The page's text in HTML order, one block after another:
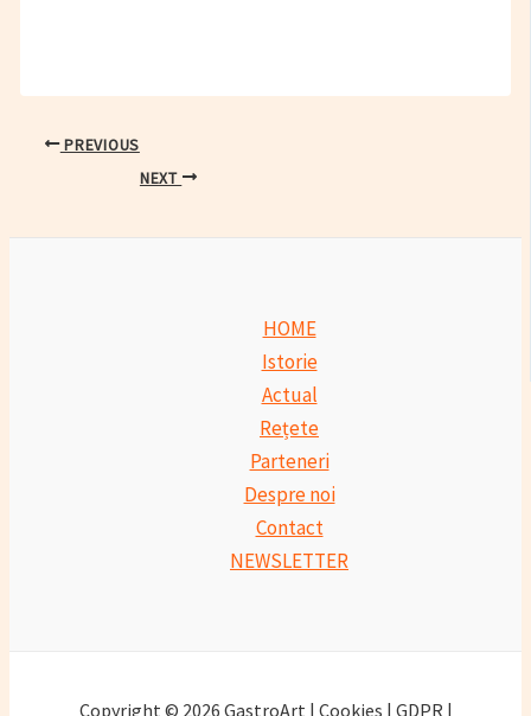
PostPREVIOUS
NEXT
HOME
Istorie
Actual
Rețete
Parteneri
Despre noi
Contact
NEWSLETTER
Copyright © 2026 GastroArt | Cookies | GDPR |